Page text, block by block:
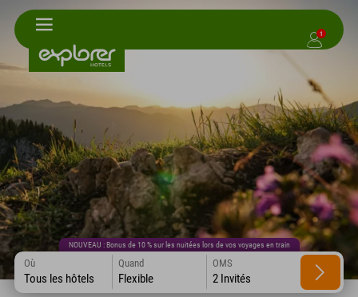
1
NOUVEAU : Bonus de 10 % sur les nuitées lors de vos voyages en train
Où
Tous les hôtels
Quand
Flexible
OMS
2 Invités